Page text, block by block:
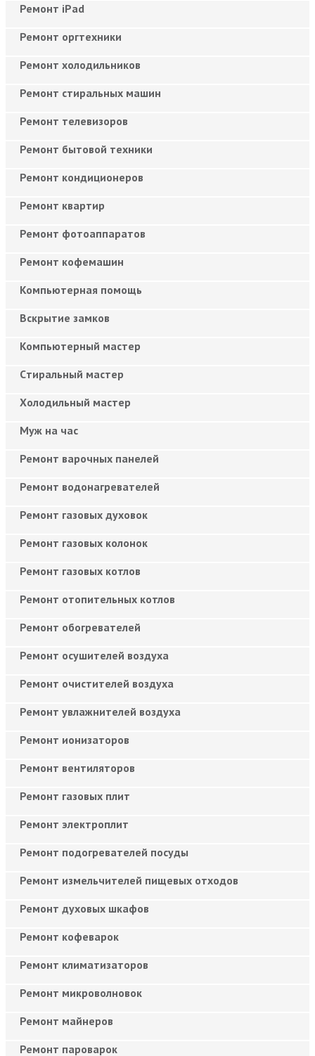
Ремонт iPad
Ремонт оргтехники
Ремонт холодильников
Ремонт стиральных машин
Ремонт телевизоров
Ремонт бытовой техники
Ремонт кондиционеров
Ремонт квартир
Ремонт фотоаппаратов
Ремонт кофемашин
Компьютерная помощь
Вскрытие замков
Компьютерный мастер
Cтиральный мастер
Холодильный мастер
Муж на час
Ремонт варочных панелей
Ремонт водонагревателей
Ремонт газовых духовок
Ремонт газовых колонок
Ремонт газовых котлов
Ремонт отопительных котлов
Ремонт обогревателей
Ремонт осушителей воздуха
Ремонт очистителей воздуха
Ремонт увлажнителей воздуха
Ремонт ионизаторов
Ремонт вентиляторов
Ремонт газовых плит
Ремонт электроплит
Ремонт подогревателей посуды
Ремонт измельчителей пищевых отходов
Ремонт духовых шкафов
Ремонт кофеварок
Ремонт климатизаторов
Ремонт микроволновок
Ремонт майнеров
Ремонт пароварок